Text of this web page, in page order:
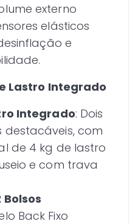
externo
elásticos
e
Lastro Integrado
Integrado: Dois
com
de 4 kg de lastro
e com trava
Back Fixo